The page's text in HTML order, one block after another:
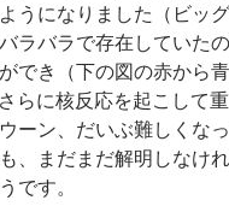
うになりました（ビッグ
ラバラで存在していた
でき（下の図の赤から
らに核反応を起こして
ーン、だいぶ難しくなっ
、まだまだ解明しなけ
です。